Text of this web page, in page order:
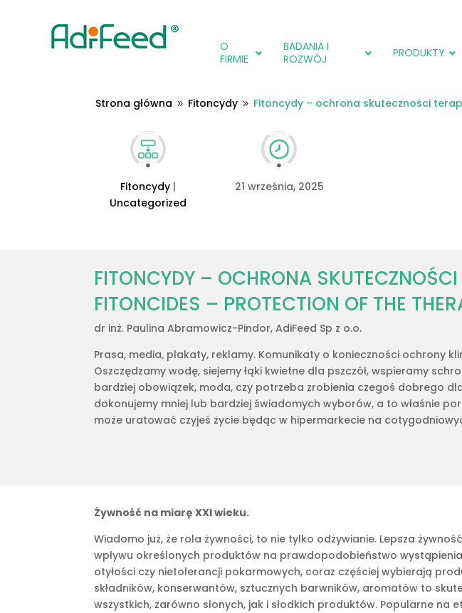
O
FIRMIE
BADANIA I
ROZWÓJ
PRODUKTY
Strona główna 9 Fitoncydy 9 Fitoncydy – ochrona skuteczności
Fitoncydy |
Uncategorized
21 września, 2025
FITONCYDY – OCHRONA
FITONCIDES – PROTECTION OF THE
dr inż. Paulina Abramowicz-Pindor, AdiFeed Sp z o.o.
Prasa, media, plakaty, reklamy. Komunikaty o konieczności ochrony
Oszczędzamy wodę, siejemy łąki kwietne dla pszczół, wspieramy
bardziej obowiązek, moda, czy potrzeba zrobienia czegoś dobrego
dokonujemy mniej lub bardziej świadomych wyborów, a to właśnie
może uratować czyjeś życie będąc w hipermarkecie na
Żywność na miarę XXI wieku.
Wiadomo już, że rola żywności, to nie tylko odżywianie. Lepsza
wpływu określonych produktów na prawdopodobieństwo
otyłości czy nietolerancji pokarmowych, coraz częściej wybierają
składników, konserwantów, sztucznych barwników, aromatów to
wszystkich, zarówno słonych, jak i słodkich produktów. Popularne